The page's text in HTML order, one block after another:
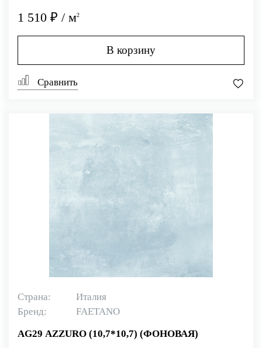
1 510 ₽ / м2
В корзину
Сравнить
Страна:
Италия
Бренд:
FAETANO
AG29 AZZURO (10,7*10,7) (ФОНОВАЯ)